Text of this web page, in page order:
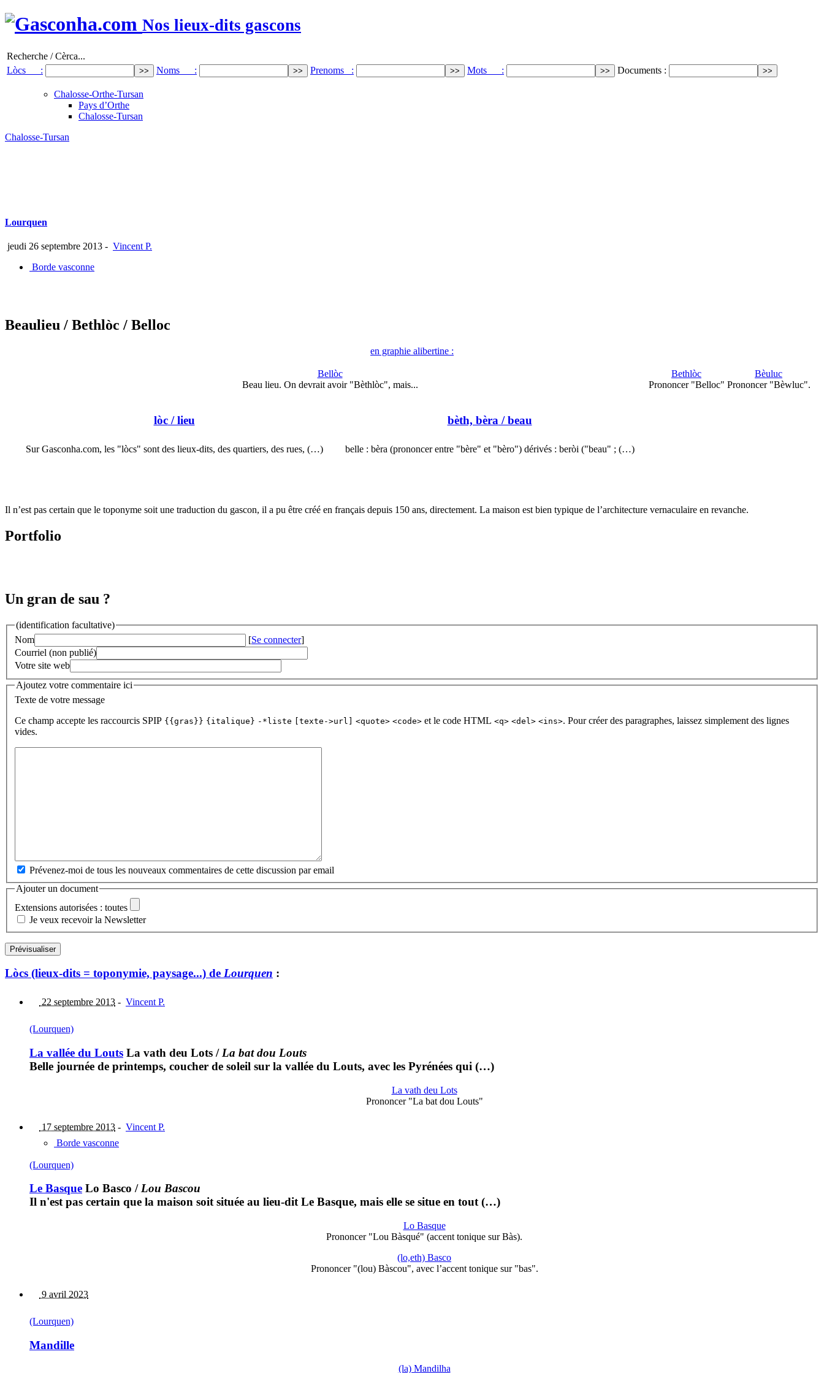
Nos lieux-dits gascons
Recherche / Cèrca...
Lòcs :
Noms : Prenoms : Mots : Documents :
Chalosse-Orthe-Tursan
Pays d’Orthe
Chalosse-Tursan
Chalosse-Tursan
Lourquen
jeudi 26 septembre 2013 - Vincent P.
Borde vasconne
Beaulieu / Bethlòc / Belloc
en graphie alibertine :
Bellòc
Beau lieu. On devrait avoir "Bèthlòc", mais...
lòc/ lieu
Sur Gasconha.com, les "lòcs" sont des lieux-dits, des quartiers, des rues, (…)
bèth, bèra / beau
belle : bèra (prononcer entre "bère" et "bèro") dérivés : beròi ("beau" ; (…)
Bethlòc
Prononcer "Belloc"
Bèuluc
Prononcer "Bèwluc".
Il n’est pas certain que le toponyme soit une traduction du gascon, il a pu être créé en français depuis 150 ans, directement. La maison est bien typique de l’architecture vernaculaire en revanche.
Portfolio
Un gran de sau ?
(identification facultative)
Nom
[Se connecter]
Courriel (non publié)
Votre site web
Ajoutez votre commentaire ici
Texte de votre message
Ce champ accepte les raccourcis SPIP {{gras}} {italique} -*liste [texte->url] <quote> <code> et le code HTML <q> <del> <ins>. Pour créer des paragraphes, laissez simplement des lignes
vides.
Prévenez-moi de tous les nouveaux commentaires de cette discussion par email
Ajouter un document
Extensions autorisées : toutes
Je veux recevoir la Newsletter
Lòcs (lieux-dits = toponymie, paysage...) de Lourquen :
22 septembre 2013 - Vincent P.
(Lourquen)
La vallée du Louts La vath deu Lots / La bat dou Louts
Belle journée de printemps, coucher de soleil sur la vallée du Louts, avec les Pyrénées qui (…)
La vath deu Lots
Prononcer "La bat dou Louts"
17 septembre 2013 - Vincent P.
Borde vasconne
(Lourquen)
Le Basque Lo Basco /Lou Bascou
Il n'est pas certain que la maison soit située au lieu-dit Le Basque, mais elle se situe en tout (…)
Lo Basque
Prononcer "Lou Bàsqué" (accent tonique sur Bàs).
(lo,eth) Basco
Prononcer "(lou) Bàscou", avec l’accent tonique sur "bas".
9 avril 2023
(Lourquen)
Mandille
(la) Mandilha